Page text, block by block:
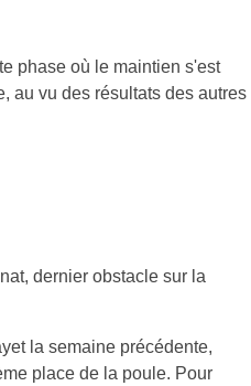
phase où le maintien s'est
au vu des résultats des autres
dernier obstacle sur la
la semaine précédente,
place de la poule. Pour